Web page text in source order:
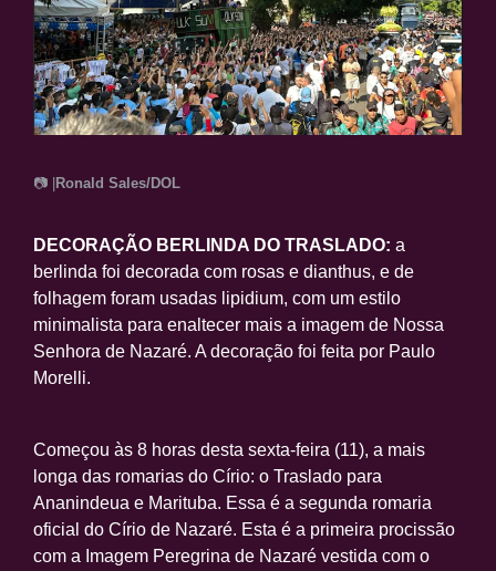
📷 |Ronald Sales/DOL
DECORAÇÃO BERLINDA DO TRASLADO: a
berlinda foi decorada com rosas e dianthus, e de
folhagem foram usadas lipidium, com um estilo
minimalista para enaltecer mais a imagem de Nossa
Senhora de Nazaré. A decoração foi feita por Paulo
Morelli.
Começou às 8 horas desta sexta-feira (11), a mais
longa das romarias do Círio: o Traslado para
Ananindeua e Marituba. Essa é a segunda romaria
oficial do Círio de Nazaré. Esta é a primeira procissão
com a Imagem Peregrina de Nazaré vestida com o